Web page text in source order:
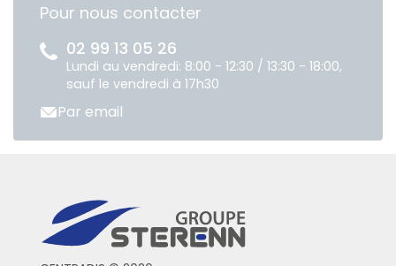
Pour nous contacter
02 99 13 05 26
Lundi au vendredi: 8:00 - 12:30 / 13:30 - 18:00,
sauf le vendredi à 17h30
Par email